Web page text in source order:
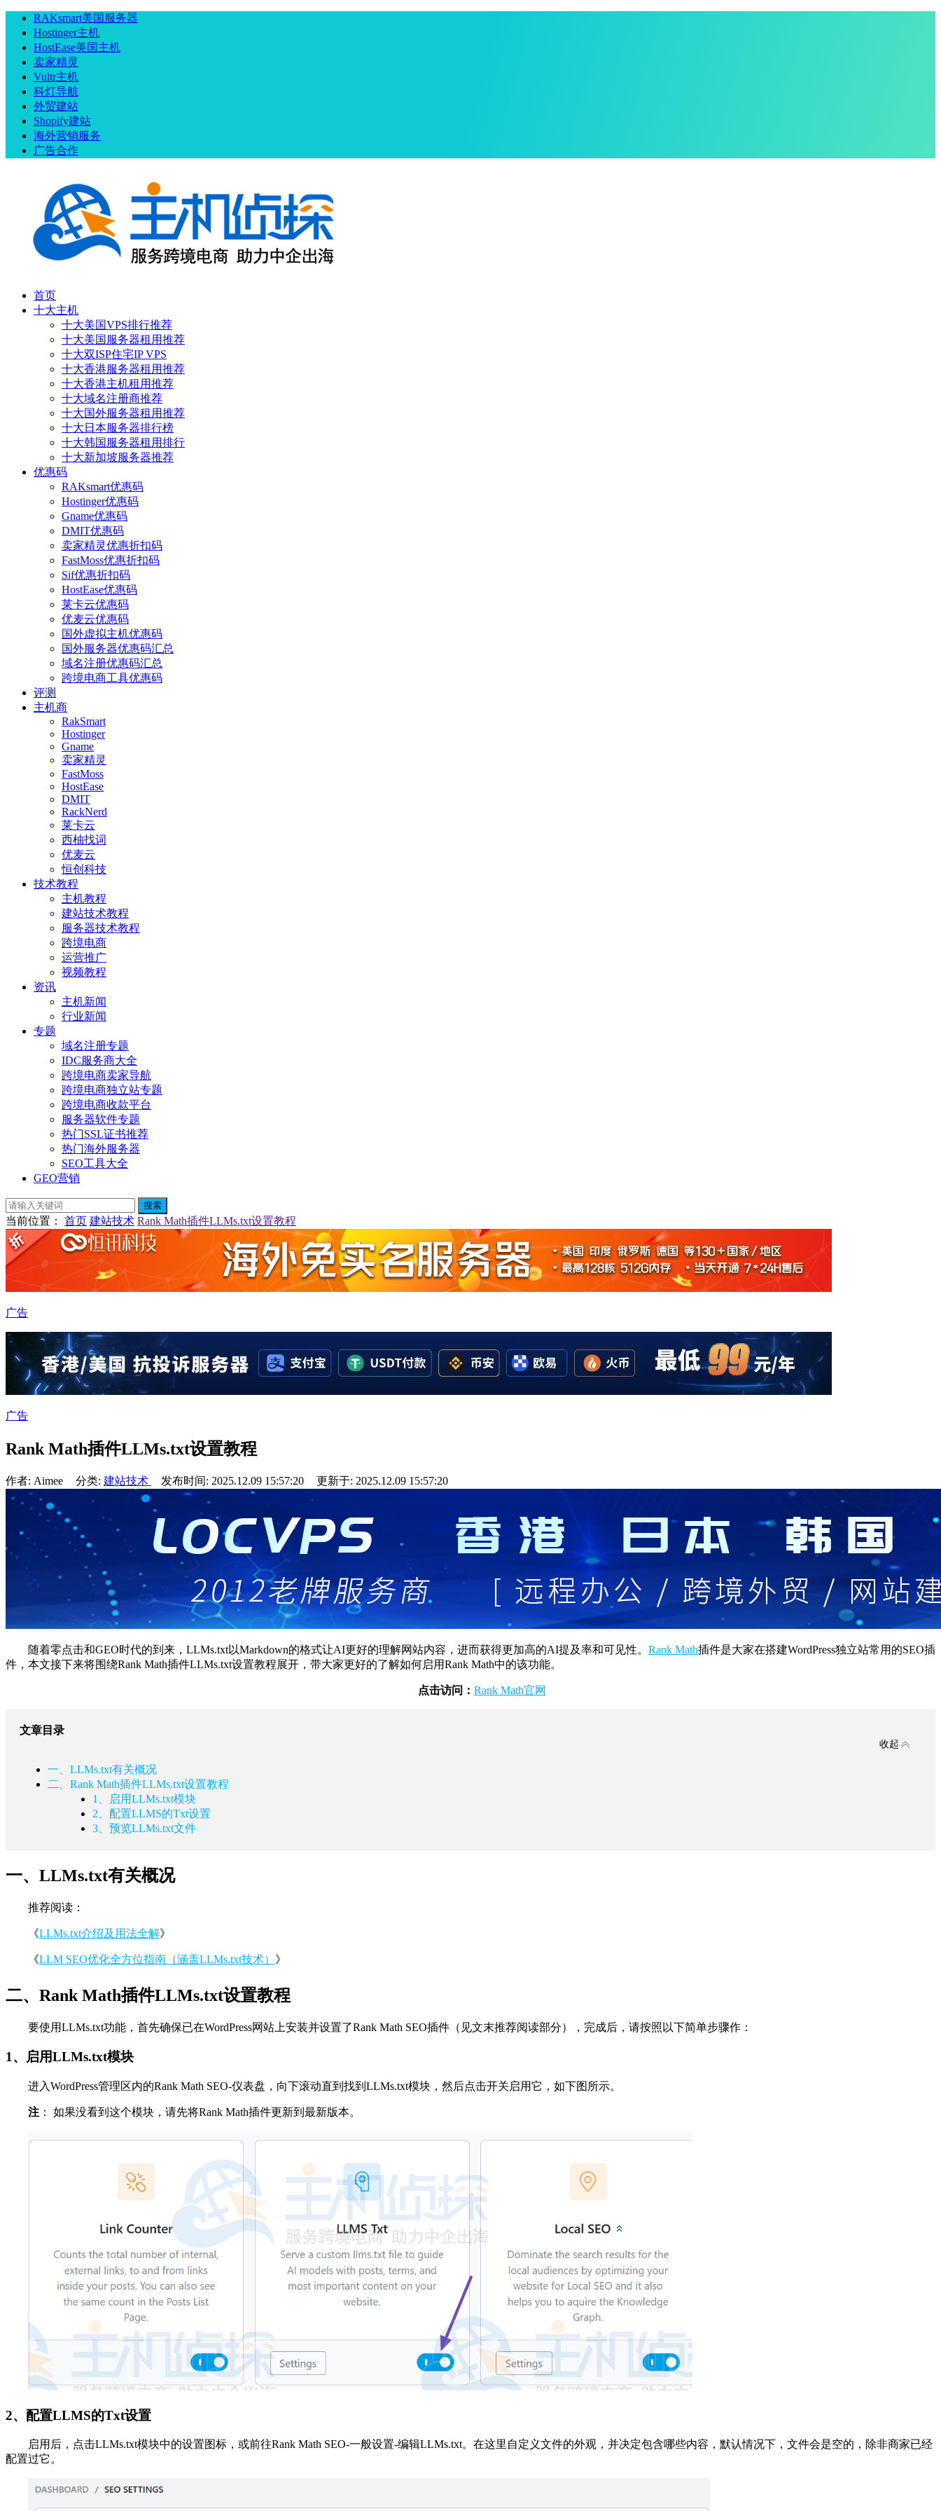
RAKsmart美国服务器
Hostinger主机
HostEase美国主机
卖家精灵
Vultr主机
科灯导航
外贸建站
Shopify建站
海外营销服务
广告合作
首页
十大主机
十大美国VPS排行推荐
十大美国服务器租用推荐
十大双ISP住宅IP VPS
十大香港服务器租用推荐
十大香港主机租用推荐
十大域名注册商推荐
十大国外服务器租用推荐
十大日本服务器排行榜
十大韩国服务器租用排行
十大新加坡服务器推荐
优惠码
RAKsmart优惠码
Hostinger优惠码
Gname优惠码
DMIT优惠码
卖家精灵优惠折扣码
FastMoss优惠折扣码
Sif优惠折扣码
HostEase优惠码
莱卡云优惠码
优麦云优惠码
国外虚拟主机优惠码
国外服务器优惠码汇总
域名注册优惠码汇总
跨境电商工具优惠码
评测
主机商
RakSmart
Hostinger
Gname
卖家精灵
FastMoss
HostEase
DMIT
RackNerd
莱卡云
西柚找词
优麦云
恒创科技
技术教程
主机教程
建站技术教程
服务器技术教程
跨境电商
运营推广
视频教程
资讯
主机新闻
行业新闻
专题
域名注册专题
IDC服务商大全
跨境电商卖家导航
跨境电商独立站专题
跨境电商收款平台
服务器软件专题
热门SSL证书推荐
热门海外服务器
SEO工具大全
GEO营销
搜索
当前位置 ： 首页 建站技术 Rank Math插件LLMs.txt设置教程
广告
广告
Rank Math插件LLMs.txt设置教程
作者: Aimee 分类: 建站技术 发布时间: 2025.12.09 15:57:20 更新于: 2025.12.09 15:57:20
随着零点击和GEO时代的到来，LLMs.txt以Markdown的格式让AI更好的理解网站内容，进而获得更加高的AI提及率和可见性。 Rank Math插件是大家在搭建WordPress独立站常用的SEO插
件，本文接下来将围绕Rank Math插件LLMs.txt设置教程展开，带大家更好的了解如何启用Rank Math中的该功能。
点击访问： Rank Math官网
文章目录
收起
一、LLMs.txt有关概况
二、Rank Math插件LLMs.txt设置教程
1、启用LLMs.txt模块
2、配置LLMS的Txt设置
3、预览LLMs.txt文件
一、LLMs.txt有关概况
推荐阅读：
《LLMs.txt介绍及用法全解》
《LLM SEO优化全方位指南（涵盖LLMs.txt技术） 》
二、Rank Math插件LLMs.txt设置教程
要使用LLMs.txt功能，首先确保已在WordPress网站上安装并设置了Rank Math SEO插件（见文末推荐阅读部分），完成后，请按照以下简单步骤作：
1、启用LLMs.txt模块
进入WordPress管理区内的Rank Math SEO-仪表盘，向下滚动直到找到LLMs.txt模块，然后点击开关启用它，如下图所示。
注 ： 如果没看到这个模块，请先将Rank Math插件更新到最新版本。
2、配置LLMS的Txt设置
启用后，点击LLMs.txt模块中的设置图标，或前往Rank Math SEO-一般设置-编辑LLMs.txt。在这里自定义文件的外观，并决定包含哪些内容，默认情况下，文件会是空的，除非商家已经
配置过它。